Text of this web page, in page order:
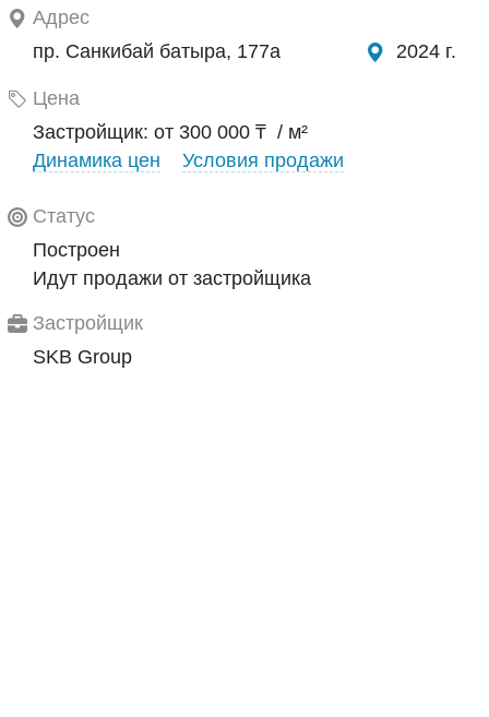
Адрес
пр. Санкибай батыра, 177а
2024 г.
Цена
Застройщик: от 300 000 ₸ / м²
Динамика цен
Условия продажи
Статус
Построен
Идут продажи от застройщика
Застройщик
SKB Group